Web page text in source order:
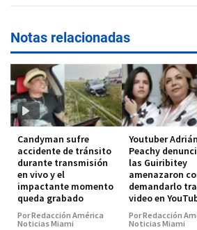
Notas relacionadas
Candyman sufre
accidente de tránsito
durante transmisión
en vivo y el
impactante momento
queda grabado
Por Redacción América
Noticias Miami
Youtuber Adrián
Peachy
las Guiribitey
amenazaron
demandarlo
video en
Por Redacción
Noticias Miami